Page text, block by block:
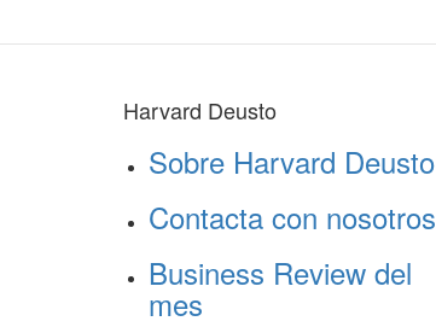
Harvard Deusto
Sobre Harvard Deusto
Contacta con nosotros
Business Review del
mes